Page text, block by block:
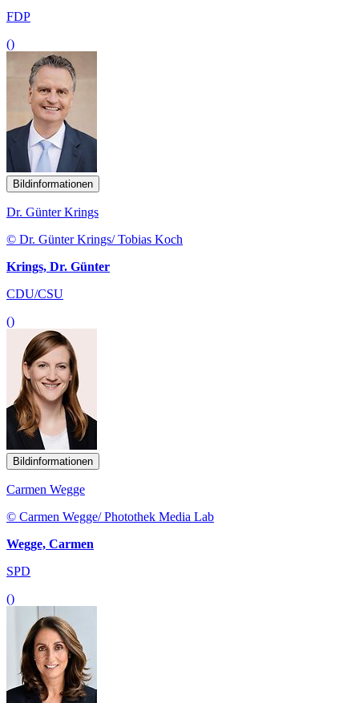
FDP
()
Bildinformationen
Dr. Günter Krings
© Dr. Günter Krings/ Tobias Koch
Krings, Dr. Günter
CDU/CSU
()
Bildinformationen
Carmen Wegge
© Carmen Wegge/ Photothek Media Lab
Wegge, Carmen
SPD
()